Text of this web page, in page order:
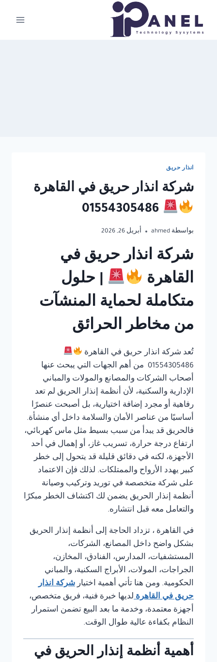
المحتوى
انذار حريق
شركة انذار حريق في القاهرة
بواسطة ahmed أبريل 26, 2026
شركة انذار حريق في
القاهرة
| حلول
متكاملة لحماية المنشآت
من مخاطر الحرائق
تُعد شركة انذار حريق في القاهرة
01554305486 من أهم الجهات التي يبحث عنها
أصحاب الشركات والمصانع والمولات والمباني
الإدارية والسكنية، لأن أنظمة إنذار الحريق لم تعد
رفاهية أو مجرد إضافة اختيارية، بل أصبحت عنصرًا
أساسيًا من عناصر الأمان والسلامة داخل أي منشأة.
فالحريق قد يبدأ من سبب بسيط مثل ماس كهربائي،
ارتفاع درجة حرارة، تسريب غاز، أو إهمال في أحد
الأجهزة، لكنه في دقائق قليلة قد يتحول إلى خطر
كبير يهدد الأرواح والممتلكات. لذلك فإن الاعتماد
على شركة متخصصة في توريد وتركيب وصيانة
أنظمة إنذار الحريق يضمن لك اكتشاف الخطر مبكرًا
والتعامل معه قبل انتشاره.
في القاهرة ، تزداد الحاجة إلى أنظمة إنذار الحريق
بشكل واضح داخل المصانع، الشركات،
المستشفيات، المدارس، الفنادق، المخازن،
الجراجات، المولات، الأبراج السكنية، والمباني
الحكومية. ومن هنا تأتي أهمية اختيار شركة انذار
حريق في القاهرةلديها خبرة فنية، فريق متخصص،
أجهزة معتمدة، وخدمة ما بعد البيع تضمن استمرار
النظام بكفاءة عالية طوال الوقت.
أهمية أنظمة إنذار الحريق في